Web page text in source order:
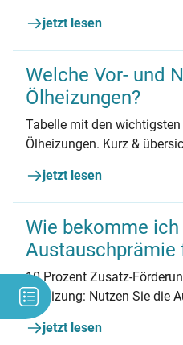
Heizung aussagt. Jetzt
jetzt lesen
Welche Vor- und
Ölheizungen?
Tabelle mit den
Ölheizungen. Kurz &
jetzt lesen
Wie bekomme ich
Austauschprämie
10 Prozent Zusatz-
Ölheizung: Nutzen Sie die
finanzieren Sie Ihre neue
Fördermitteln.
jetzt lesen